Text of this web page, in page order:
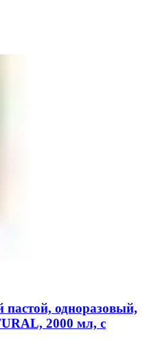
одноразовый,
2000 мл, с